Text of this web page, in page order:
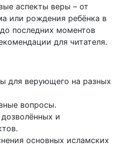
аспекты веры – от
или рождения ребёнка в
последних моментов
для читателя.
для верующего на разных
вопросы.
и
основных исламских